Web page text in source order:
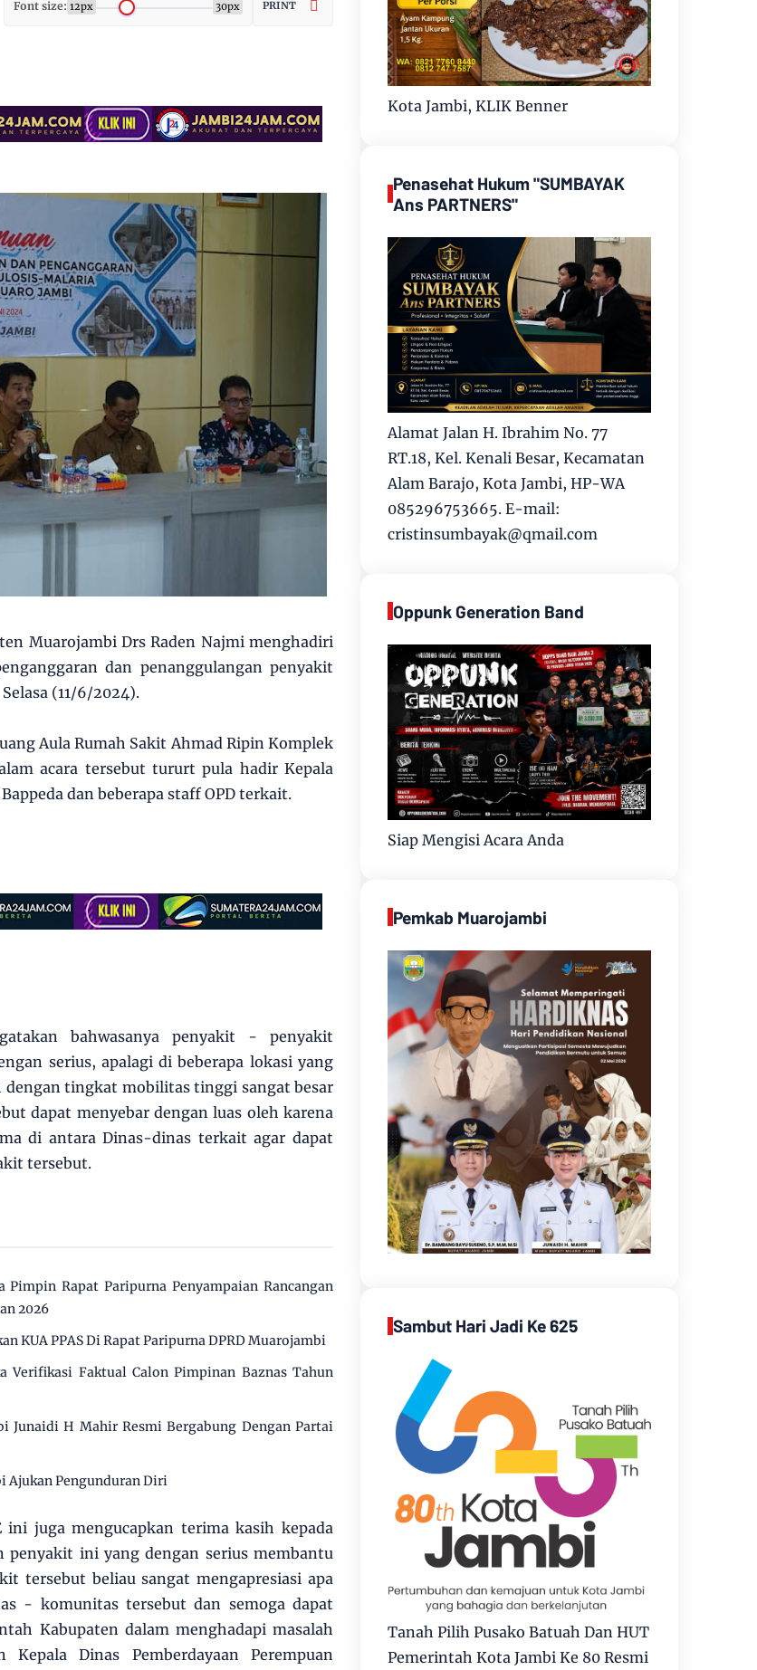
Font size: 12px 30px PRINT
Muarojambi Drs Raden Najmi menghadiri
dan penanggulangan penyakit
(11/6/2024).
Aula Rumah Sakit Ahmad Ripin Komplek
acara tersebut tururt pula hadir Kepala
dan beberapa staff OPD terkait.
bahwasanya penyakit - penyakit
serius, apalagi di beberapa lokasi yang
dengan tingkat mobilitas tinggi sangat besar
dapat menyebar dengan luas oleh karena
di antara Dinas-dinas terkait agar dapat
tersebut.
Rapat Paripurna Penyampaian Rancangan
2026
KUA PPAS Di Rapat Paripurna DPRD Muarojambi
Verifikasi Faktual Calon Pimpinan Baznas Tahun
Junaidi H Mahir Resmi Bergabung Dengan Partai
Ajukan Pengunduran Diri
juga mengucapkan terima kasih kepada
penyakit ini yang dengan serius membantu
tersebut beliau sangat mengapresiasi apa
- komunitas tersebut dan semoga dapat
Kabupaten dalam menghadapi masalah
Dinas Pemberdayaan Perempuan
Kota Jambi, KLIK Benner
Penasehat Hukum "SUMBAYAK
Ans PARTNERS"
Alamat Jalan H. Ibrahim No. 77
RT.18, Kel. Kenali Besar, Kecamatan
Alam Barajo, Kota Jambi, HP-WA
085296753665. E-mail:
cristinsumbayak@qmail.com
Oppunk Generation Band
Siap Mengisi Acara Anda
Pemkab Muarojambi
Sambut Hari Jadi Ke 625
Tanah Pilih Pusako Batuah Dan HUT
Pemerintah Kota Jambi Ke 80 Resmi